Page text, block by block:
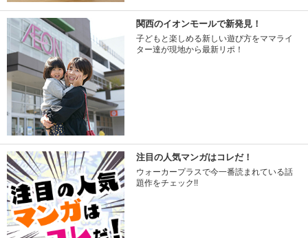
関西のイオンモールで新発見！
子どもと楽しめる新しい遊び方をママライ
ター達が現地から最新リポ！
注目の人気マンガはコレだ！
ウォーカープラスで今一番読まれている話
題作をチェック!!